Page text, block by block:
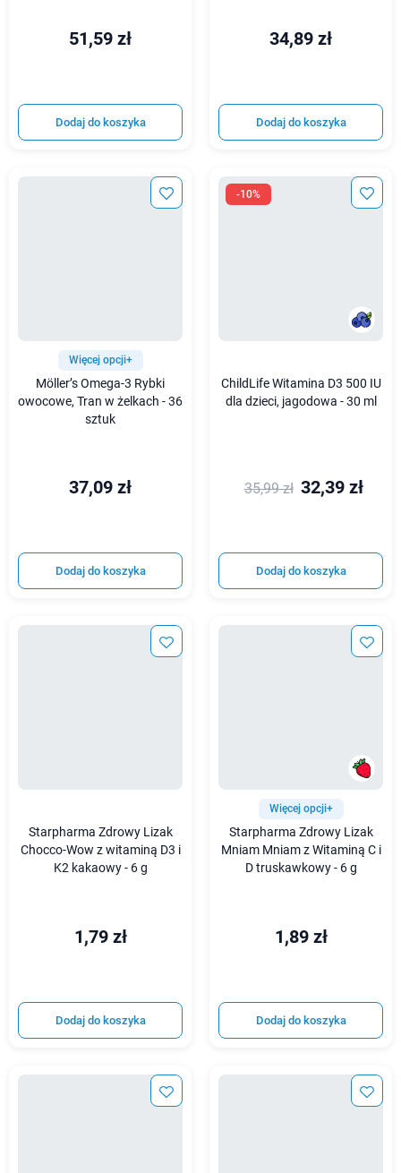
51,59 zł
Dodaj do koszyka
34,89 zł
Dodaj do koszyka
Więcej opcji+
Möller’s Omega-3 Rybki
owocowe, Tran w żelkach - 36
sztuk
37,09 zł
Dodaj do koszyka
-10%
ChildLife Witamina D3 500 IU
dla dzieci, jagodowa - 30 ml
35,99 zł 32,39 zł
Dodaj do koszyka
Starpharma Zdrowy Lizak
Chocco-Wow z witaminą D3 i
K2 kakaowy - 6 g
1,79 zł
Dodaj do koszyka
Więcej opcji+
Starpharma Zdrowy Lizak
Mniam Mniam z Witaminą C i
D truskawkowy - 6 g
1,89 zł
Dodaj do koszyka